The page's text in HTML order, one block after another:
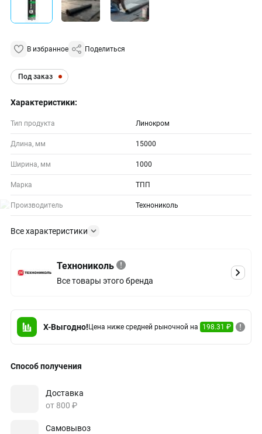
В избранное Поделиться
Под заказ
Характеристики:
Тип продукта Линокром
Длина, мм 15000
Ширина, мм 1000
Марка ТПП
Производитель Технониколь
Все характеристики
Технониколь
Все товары этого бренда
X-Выгодно! Цена ниже средней рыночной на 198.31 ₽
Способ получения
Доставка
от 800 ₽
Самовывоз